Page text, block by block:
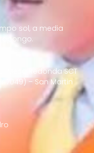
sol, a media
Mesa Redonda SCT
7049) – San Martin